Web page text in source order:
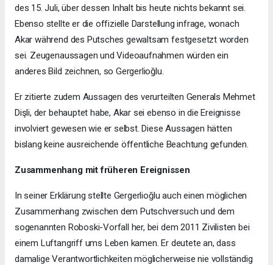
des 15. Juli, über dessen Inhalt bis heute nichts bekannt sei.
Ebenso stellte er die offizielle Darstellung infrage, wonach
Akar während des Putsches gewaltsam festgesetzt worden
sei. Zeugenaussagen und Videoaufnahmen würden ein
anderes Bild zeichnen, so Gergerlioğlu.
Er zitierte zudem Aussagen des verurteilten Generals Mehmet
Dişli, der behauptet habe, Akar sei ebenso in die Ereignisse
involviert gewesen wie er selbst. Diese Aussagen hätten
bislang keine ausreichende öffentliche Beachtung gefunden.
Zusammenhang mit früheren Ereignissen
In seiner Erklärung stellte Gergerlioğlu auch einen möglichen
Zusammenhang zwischen dem Putschversuch und dem
sogenannten Roboski-Vorfall her, bei dem 2011 Zivilisten bei
einem Luftangriff ums Leben kamen. Er deutete an, dass
damalige Verantwortlichkeiten möglicherweise nie vollständig